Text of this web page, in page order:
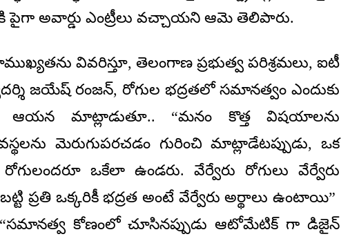
పైగా అవార్డు ఎంట్రీలు వచ్చాయని ఆమె తెలిపారు.
వివరిస్తూ, తెలంగాణ ప్రభుత్వ పరిశ్రమలు, ఐటీ
జయేష్ రంజన్, రోగుల భద్రతలో సమానత్వం ఎందుకు
ఆయన మాట్లాడుతూ.. “మనం కొత్త విషయాలను
మెరుగుపరచడం గురించి మాట్లాడేటప్పుడు, ఒక
ఒకేలా ఉండరు. వేర్వేరు రోగులు వేర్వేరు
ప్రతి ఒక్కరికీ భద్రత అంటే వేర్వేరు అర్థాలు ఉంటాయి”
కోణంలో చూసినప్పుడు ఆటోమేటిక్ గా డిజైన్